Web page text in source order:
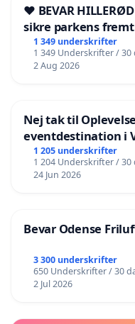
❤️ BEVAR
sikre parkens
1 349 underskrifter
1 349 Underskrifter / 30
2 Aug 2026
Nej tak til
eventdestination i
lokalområde i
1 205 underskrifter
1 204 Underskrifter / 30
24 Jun 2026
Bevar Odense
3 300 underskrifter
650 Underskrifter / 30
2 Jul 2026